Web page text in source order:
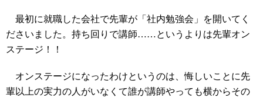
最初に就職した会社で先輩が「社内勉強会」を開いてく
ださいました。持ち回りで講師……というよりは先輩オン
ステージ！！
オンステージになったわけというのは、悔しいことに先
輩以上の実力の人がいなくて誰が講師やっても横からその